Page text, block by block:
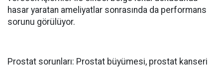
hasar yaratan ameliyatlar sonrasında da performans
sorunu görülüyor.
Prostat sorunları: Prostat büyümesi, prostat kanseri